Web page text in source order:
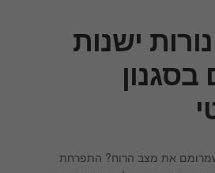
ישנות
את מצב הרוח? התפרחת